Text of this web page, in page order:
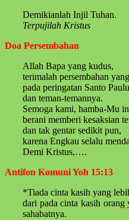
Demikianlah Injil Tuhan.
Terpujilah Kristus
Doa Persembahan
Allah Bapa yang kudus,
terimalah persembahan
pada peringatan Santo
dan teman-temannya.
Semoga kami, hamba-Mu
berani memberi kesaksian
dan tak gentar sedikit pun,
karena Engkau selalu
Demi Kristus,….
Antifon Komuni Yoh 15:13
*Tiada cinta kasih yang
dari pada cinta kasih orang
sahabatnya.